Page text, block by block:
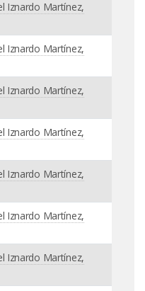
Iznardo Martínez,
Iznardo Martínez,
Iznardo Martínez,
Iznardo Martínez,
Iznardo Martínez,
Iznardo Martínez,
Iznardo Martínez,